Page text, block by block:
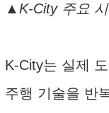
▲K-City 주요
K-City는 실제
주행 기술을 반